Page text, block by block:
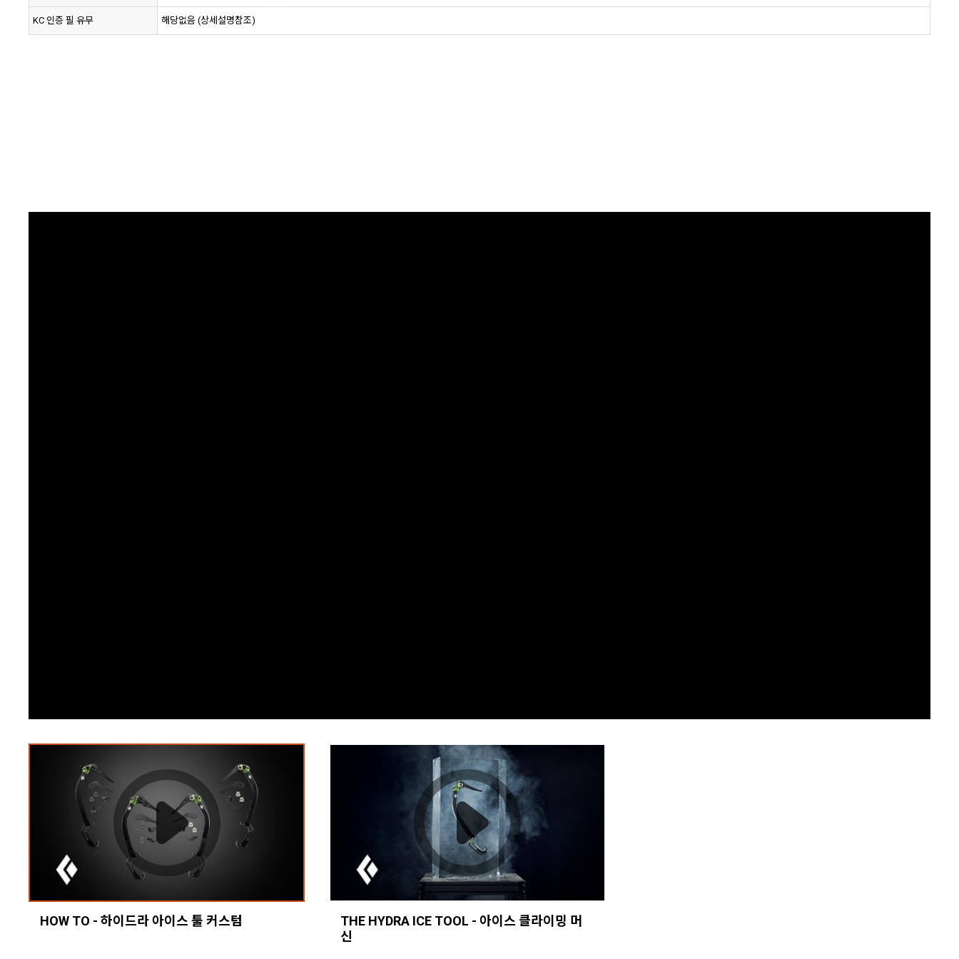
KC 인증 필 유무 해당없음 (상세설명참조)
HOW TO - 하이드라 아이스 툴 커스텀
THE HYDRA ICE TOOL - 아이스 클라이밍 머
신